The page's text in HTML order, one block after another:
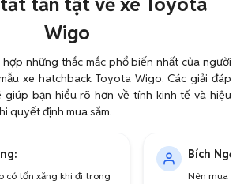
Wigo
những thắc mắc phổ biến nhất của người
xe hatchback Toyota Wigo. Các giải đáp
giúp bạn hiểu rõ hơn về tính kinh tế và hiệu
quyết định mua sắm.
có tốn xăng khi đi trong
Bích Ngọc:
Nên mua